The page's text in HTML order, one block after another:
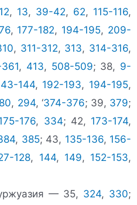
, 13, 39-42, 62, 115-116,
, 177-182, 194-195, 209-
, 311-312, 313, 314-316,
, 413, 508-509; 38, 9-
144, 192-193, 194-195,
, 294, ‘374-376; 39, 379;
176, 334; 42, 173-174,
, 385; 43, 135-136, 156-
128, 144, 149, 152-153,
— 35, 324, 330;